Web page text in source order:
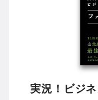
実況！ビジ